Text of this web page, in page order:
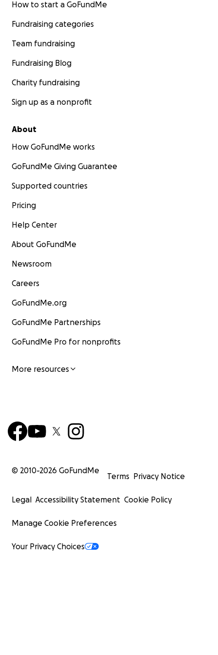
How to start a GoFundMe
Fundraising categories
Team fundraising
Fundraising Blog
Charity fundraising
Sign up as a nonprofit
About
How GoFundMe works
GoFundMe Giving Guarantee
Supported countries
Pricing
Help Center
About GoFundMe
Newsroom
Careers
GoFundMe.org
GoFundMe Partnerships
GoFundMe Pro for nonprofits
More resources
© 2010-2026 GoFundMe
Terms Privacy Notice
Legal Accessibility Statement Cookie Policy
Manage Cookie Preferences
Your Privacy Choices